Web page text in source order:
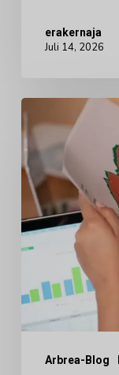
erakernaja
Juli 14, 2026
Warum
die
nach
Brustoperationen
im
sinkt.
was
Arbrea-Blog